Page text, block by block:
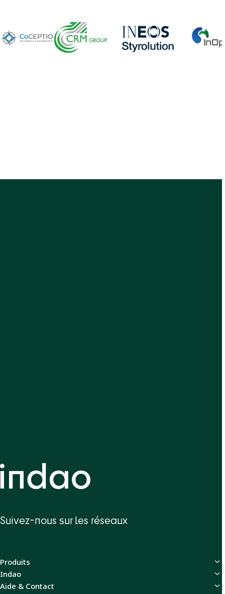
Suivez-nous sur les réseaux
Produits
Indao
Aide & Contact